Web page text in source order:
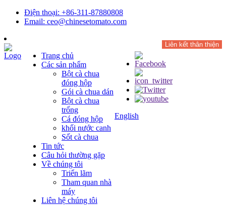
Điện thoại: +86-311-87880808
Email: ceo@chinesetomato.com
Liên kết thân thiện
Trang chủ
Các sản phẩm
Bột cà chua
đóng hộp
Gói cà chua dán
Bột cà chua
trống
Cá đóng hộp
khối nước canh
Sốt cà chua
Tin tức
Câu hỏi thường gặp
Về chúng tôi
Triển lãm
Tham quan nhà
máy
Liên hệ chúng tôi
English